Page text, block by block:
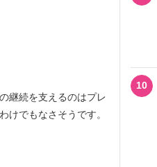
継続を支えるのはプレ
けでもなさそうです。
10